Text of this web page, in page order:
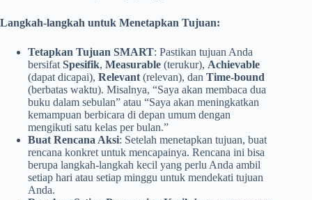
Langkah-langkah untuk Menetapkan Tujuan:
Tetapkan Tujuan SMART: Pastikan tujuan Anda
bersifat Spesifik, Measurable (terukur), Achievable
(dapat dicapai), Relevant (relevan), dan Time-bound
(berbatas waktu). Misalnya, “Saya akan membaca dua
buku dalam sebulan” atau “Saya akan meningkatkan
kemampuan berbicara di depan umum dengan
mengikuti satu kelas per bulan.”
Buat Rencana Aksi: Setelah menetapkan tujuan, buat
rencana konkret untuk mencapainya. Rencana ini bisa
berupa langkah-langkah kecil yang perlu Anda ambil
setiap hari atau setiap minggu untuk mendekati tujuan
Anda.